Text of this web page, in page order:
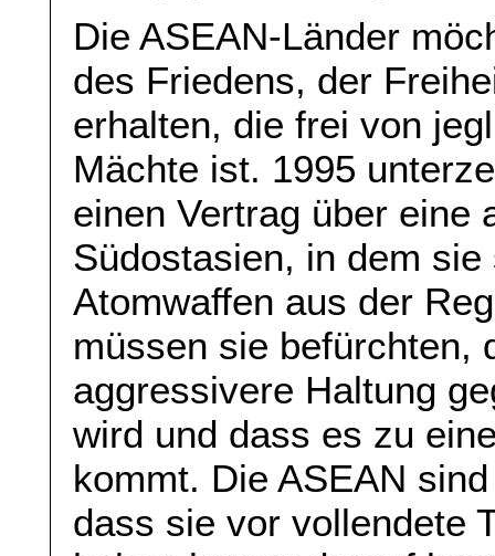
Die ASEAN-Länder
des Friedens, der
erhalten, die frei von
Mächte ist. 1995
einen Vertrag über eine
Südostasien, in dem
Atomwaffen aus der
müssen sie befürchten,
aggressivere Haltung
wird und dass es zu
kommt. Die ASEAN
dass sie vor vollendete